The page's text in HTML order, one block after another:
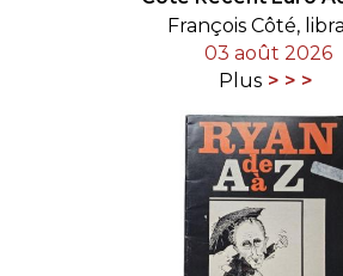
François Côté,
03 août 2026
Plus